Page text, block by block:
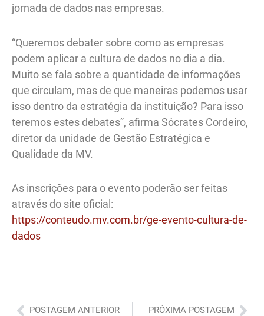
jornada de dados nas empresas.
“Queremos debater sobre como as empresas
podem aplicar a cultura de dados no dia a dia.
Muito se fala sobre a quantidade de informações
que circulam, mas de que maneiras podemos usar
isso dentro da estratégia da instituição? Para isso
teremos estes debates”, afirma Sócrates Cordeiro,
diretor da unidade de Gestão Estratégica e
Qualidade da MV.
As inscrições para o evento poderão ser feitas
através do site oficial:
https://conteudo.mv.com.br/ge-evento-cultura-de-
dados
Anterior
POSTAGEM ANTERIOR PRÓXIMA POSTAGEM